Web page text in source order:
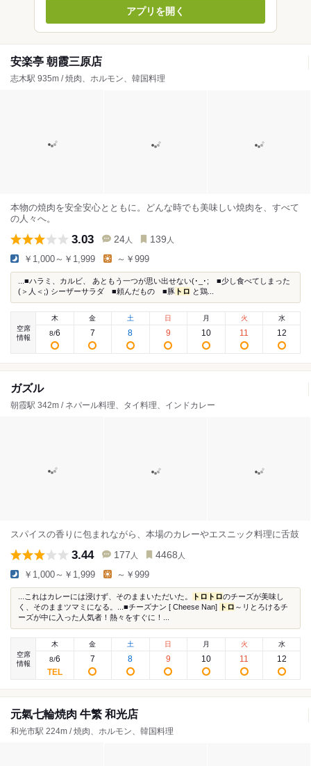
アプリを開く
安楽亭 朝霞三原店
志木駅 935m / 焼肉、ホルモン、韓国料理
本物の焼肉を安全安心とともに。どんな時でも美味しい焼肉を、すべて
の人々へ。
3.03 24 人 139 人
￥1,000～￥1,999 ～￥999
...■ハラミ、カルビ、 あともう一つが思い出せない(･_･; ■少し食べてしまった
(＞人＜;) シーザーサラダ ■頼んだもの ■豚 トロ と鶏...
空席
情報
木
8/6
金
7
土
8
日
9
月
10
火
11
水
12
ガズル
朝霞駅 342m / ネパール料理、タイ料理、インドカレー
スパイスの香りに包まれながら、本場のカレーやエスニック料理に舌鼓
3.44 177 人 4468 人
￥1,000～￥1,999 ～￥999
...これはカレーには浸けず、そのままいただいた。 トロ トロのチーズが美味し
く、そのままツマミになる。...■チーズナン [ Cheese Nan]
トロ ～リとろけるチ
ーズが中に入った人気者！熱々をすぐに！...
空席
情報
木
8/6
金
7
土
8
日
9
月
10
火
11
水
12
元氣七輪焼肉 牛繁 和光店
和光市駅 224m / 焼肉、ホルモン、韓国料理